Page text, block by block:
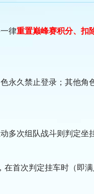
律重置巅峰赛积分、扣
永久禁止登录；其他角
多次组队战斗则判定
在首次判定挂车时（即